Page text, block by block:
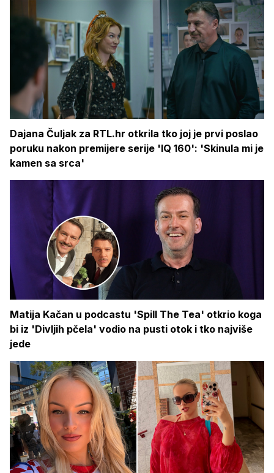
Dajana Čuljak za RTL.hr otkrila tko joj je prvi poslao
poruku nakon premijere serije 'IQ 160': 'Skinula mi je
kamen sa srca'
Matija Kačan u podcastu 'Spill The Tea' otkrio koga
bi iz 'Divljih pčela' vodio na pusti otok i tko najviše
jede